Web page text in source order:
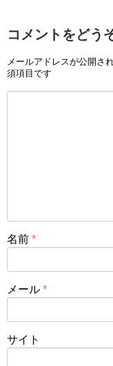
コメントをどう
メールアドレスが公開さ
須項目です
名前 *
メール *
サイト